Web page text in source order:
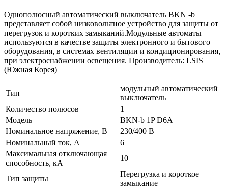
Однополюсный автоматический выключатель BKN -b
представляет собой низковольтное устройство для защиты от
перегрузок и коротких замыканий.Модульные автоматы
используются в качестве защиты электронного и бытового
оборудования, в системах вентиляции и кондиционирования,
при электроснабжении освещения. Производитель: LSIS
(Южная Корея)
Тип
модульный автоматический
выключатель
Количество полюсов
1
Модель
BKN-b 1P D6A
Номинальное напряжение, В
230/400 В
Номинальный ток, А
6
Максимальная отключающая
способность, кА
10
Тип защиты
Перегрузка и короткое
замыкание